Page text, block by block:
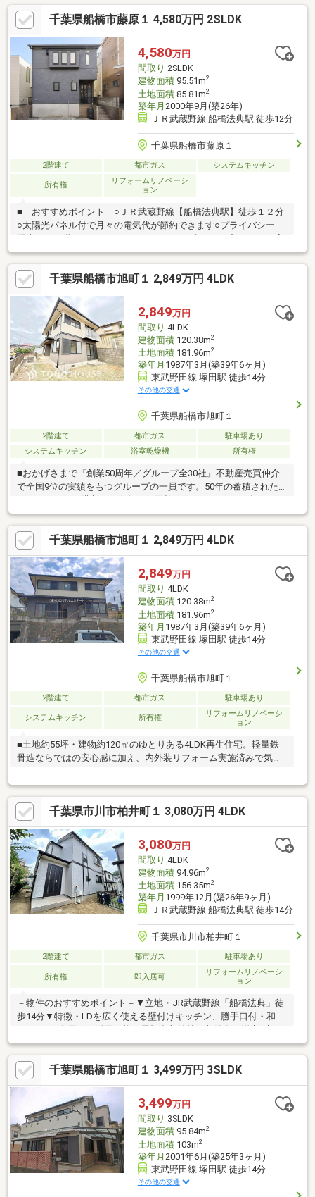
プールやBBQも楽しめます♪◆リビングの延長線上にお庭があるた
め、ウッドデッキの設置もおすすめ♪(※別途費用)【外装・内装リ
フォーム♪美しく生まれ変わりました！】◆キッチン新規交換◆
ユニットバス新規交換◆洗面台・トイレ新規交換◆クロス張替◆
給湯器交換◇外壁・屋根【土地約５５坪のお庭付戸建てをぜひご
覧ください♪】
千葉県船橋市藤原１ 4,580万円 2SLDK
4,580万円
間取り 2SLDK
建物面積95.51m2
土地面積85.81m2
築年月 2000年9月(築26年)
ＪＲ武蔵野線 船橋法典駅 徒歩12分
千葉県船橋市藤原１
2階建て 都市ガス システムキッチン
所有権
リフォームリノベーシ
ョン
■ おすすめポイント ○ＪＲ武蔵野線【船橋法典駅】徒歩１２分
○太陽光パネル付で月々の電気代が節約できます○プライバシーに
事の強い味方、ビルトイン式食洗機付○火を使わないため、小さ
なお子様がいるご家庭も安心ＩＨクッキングヒーター○衣類乾燥
や浴室の乾燥に便利な浴室換気乾燥機付○不在時に便利な宅配ボ
ックス■ リフォーム内容（令和５年３月完了） ○外壁・屋根塗
装○太陽光発電パネル・蓄電池搭載○クロス貼替○フローリング張
替○建具交換○洗面台交換○キッチン交換○浴室交換○エアコン交換
○宅配ボックス設置 他
千葉県船橋市旭町１ 2,849万円 4LDK
2,849万円
間取り 4LDK
建物面積120.38m2
土地面積181.96m2
築年月 1987年3月(築39年6ヶ月)
東武野田線 塚田駅 徒歩14分
その他の交通
千葉県船橋市旭町１
2階建て 都市ガス
駐車場あり
システムキッチン
浴室乾燥機 所有権
■おかげさまで『創業50周年／グループ全30社』不動産売買仲介
で全国9位の実績をもつグループの一員です。50年の蓄積された
す。■選ばれ続けて「お客様の声」2000件以上突破！多くの信頼
と感謝の言葉を頂く、実績と信頼の東宝ハウス船橋にお任せくだ
さい。■独自のFP相談【未来カレンダー】資金計画の漠然とした
不安を『見える化』して幸せな未来へのスタートを切りましょ
う。■業界初の無料アフターサポート【TOHO HOUSE CLUB】ご
購入後もお客様の『住まい』と『暮らし』の安心・安全を無料で
守ります。お気軽にお問合せ下さい！
千葉県船橋市旭町１ 2,849万円 4LDK
2,849万円
間取り 4LDK
建物面積120.38m2
土地面積181.96m2
築年月 1987年3月(築39年6ヶ月)
東武野田線 塚田駅 徒歩14分
その他の交通
千葉県船橋市旭町１
2階建て 都市ガス 駐車場あり
システムキッチン 所有権
リフォームリノベーシ
ョン
■土地約55坪・建物約120㎡のゆとりある4LDK再生住宅。軽量鉄
骨造ならではの安心感に加え、内外装リフォーム実施済みで気持
い勝手の良い間取り。家族団らんはもちろん、お子様の遊び場や
来客用スペースとしても活躍し、多彩なライフスタイルに対応し
ます。■全居室収納に加え、納戸や押入など収納スペースが充
実。季節用品や趣味の道具までしっかり収納でき、住空間をすっ
きりと保てます。■JR武蔵野線「船橋法典」駅まで車約8分、自転
車約6分。塚田小学校約1300m・旭中学校約1400m、スーパーや商
業施設も身近に揃い、子育て世帯にも暮らしやすい住環境が魅力
です。
千葉県市川市柏井町１ 3,080万円 4LDK
3,080万円
間取り 4LDK
建物面積94.96m2
土地面積156.35m2
築年月 1999年12月(築26年9ヶ月)
ＪＲ武蔵野線 船橋法典駅 徒歩14分
千葉県市川市柏井町１
2階建て 都市ガス 駐車場あり
所有権 即入居可
リフォームリノベーシ
ョン
－物件のおすすめポイント－▼立地・JR武蔵野線「船橋法典」徒
歩14分▼特徴・LDを広く使える壁付けキッチン、勝手口付・和室
またがるバルコニー・ガーデニング等を楽しめるお庭有・駐車ス
ペース1台分有(車種による)▼2026年7月室内リフォーム内容【交
換】キッチン、UB、トイレ、洗面化粧台 等【貼替】 壁・天井ク
ロス、フローリング 等▼周辺環境・市川市立柏井小学校 徒歩10分
(約750m)■ ご希望の住まい探しをお手伝いします
━━━━━・・・物件の詳細・ご相談はお気軽にお問い合わせく
ださい。
千葉県船橋市旭町１ 3,499万円 3SLDK
3,499万円
間取り 3SLDK
建物面積95.84m2
土地面積103m2
築年月 2001年6月(築25年3ヶ月)
東武野田線 塚田駅 徒歩14分
その他の交通